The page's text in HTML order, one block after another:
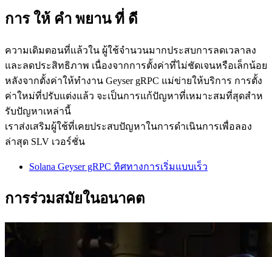
การ ให้ คํา พยาน ที่ ดี
ความเดิมตอนที่แล้วใน ผู้ใช้จํานวนมากประสบการลดเวลาลง
และลดประสิทธิภาพ เนื่องจากการตั้งค่าที่ไม่ชัดเจนหรือเล็กน้อย
หลังจากตั้งค่าให้ทํางาน Geyser gRPC แม่ข่ายให้บริการ การตั้ง
ค่าใหม่ที่ปรับแต่งแล้ว จะเป็นการแก้ปัญหาที่เหมาะสมที่สุดสําห
รับปัญหาเหล่านี้
เราส่งเสริมผู้ใช้ที่เคยประสบปัญหาในการดําเนินการเพื่อลอง
ล่าสุด SLV เวอร์ชั่น
Solana Geyser gRPC ทิศทางการเริ่มแบบเร็ว
การร่วมสมัยในอนาคต